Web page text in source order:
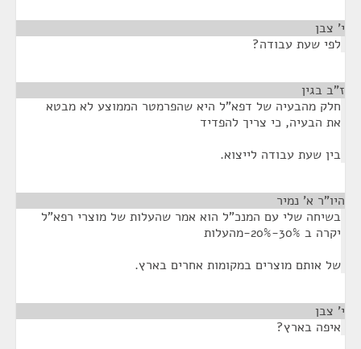
י' צבן
לפי שעת עבודה?
ז"ב בגין
חלק מהבעיה של דפא"ל היא שהפרמטר הממוצע לא מבטא
את הבעיה, כי צריך להפדיד
בין שעת עבודה לייצוא.
היו"ר א' נמיר
בשיחה שלי עם המנכ"ל הוא אמר שהעלות של מוצרי רפא"ל
יקרה ב 30%-20%-מהעלות
של אותם מוצרים במקומות אחרים בארץ.
י' צבן
איפה בארץ?